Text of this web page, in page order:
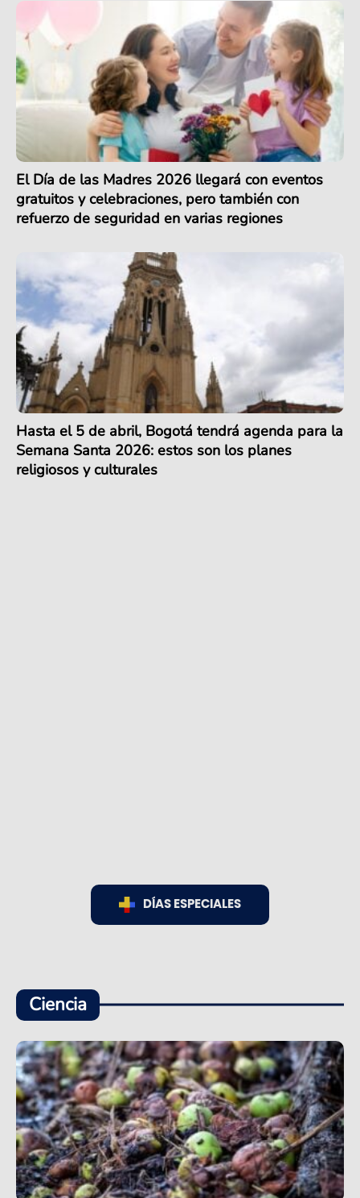
El Día de las Madres 2026 llegará con eventos
gratuitos y celebraciones, pero también con
refuerzo de seguridad en varias regiones
Hasta el 5 de abril, Bogotá tendrá agenda para la
Semana Santa 2026: estos son los planes
religiosos y culturales
DÍAS ESPECIALES
Ciencia